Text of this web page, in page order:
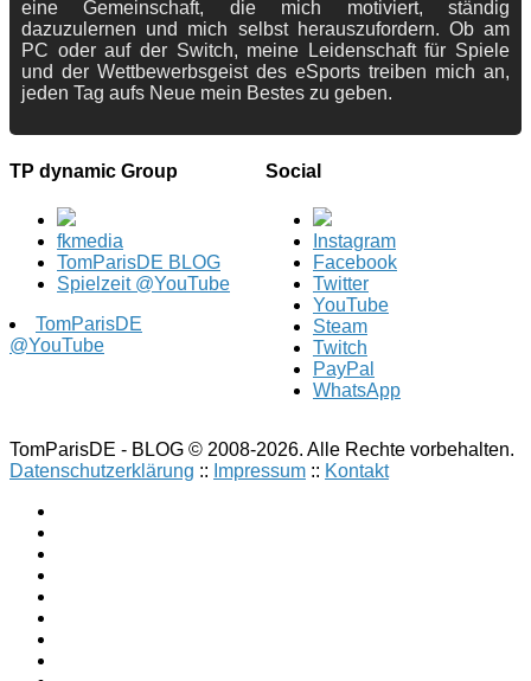
eine Gemeinschaft, die mich motiviert, ständig
dazuzulernen und mich selbst herauszufordern. Ob am
PC oder auf der Switch, meine Leidenschaft für Spiele
und der Wettbewerbsgeist des eSports treiben mich an,
jeden Tag aufs Neue mein Bestes zu geben.
TP dynamic Group
fkmedia
TomParisDE BLOG
Spielzeit @YouTube
TomParisDE
@YouTube
Social
Instagram
Facebook
Twitter
YouTube
Steam
Twitch
PayPal
WhatsApp
TomParisDE - BLOG © 2008-2026. Alle Rechte vorbehalten.
Datenschutzerklärung :: Impressum :: Kontakt